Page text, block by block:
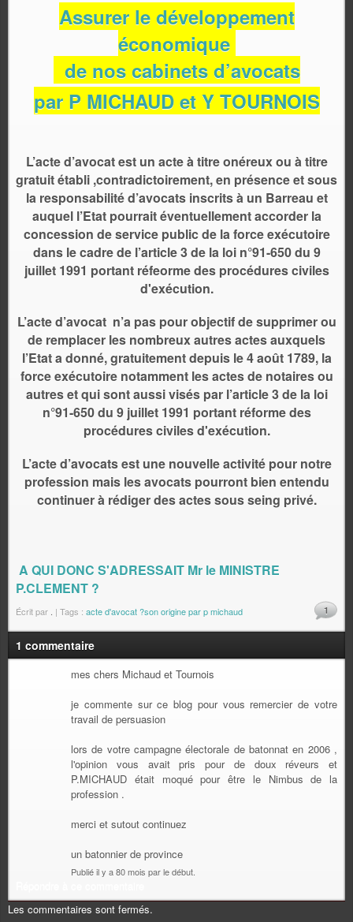
Assurer le développement
économique
de nos cabinets d’avocats
par P MICHAUD et Y TOURNOIS
L’acte d’avocat est un acte à titre onéreux ou à titre
gratuit établi ,contradictoirement, en présence et sous
la responsabilité d’avocats inscrits à un Barreau et
auquel l’Etat pourrait éventuellement accorder la
concession de service public de la force exécutoire
dans le cadre de l’article 3 de la loi n°91-650 du 9
juillet 1991 portant réfeorme des procédures civiles
d'exécution.
L’acte d’avocat n’a pas pour objectif de supprimer ou
de remplacer les nombreux autres actes auxquels
l’Etat a donné, gratuitement depuis le 4 août 1789, la
force exécutoire notamment les actes de notaires ou
autres et qui sont aussi visés par l’article 3 de la loi
n°91-650 du 9 juillet 1991 portant réforme des
procédures civiles d'exécution.
L’acte d’avocats est une nouvelle activité pour notre
profession mais les avocats pourront bien entendu
continuer à rédiger des actes sous seing privé.
A QUI DONC S'ADRESSAIT Mr le MINISTRE
P.CLEMENT ?
Écrit par | Tags : acte d'avocat ?son origine par p michaud 1
1 commentaire
mes chers Michaud et Tournois
je commente sur ce blog pour vous remercier de votre
travail de persuasion
lors de votre campagne électorale de batonnat en 2006 ,
l'opinion vous avait pris pour de doux réveurs et
P.MICHAUD était moqué pour être le Nimbus de la
profession .
merci et sutout continuez
un batonnier de province
Publié il y a 80 mois par le début.
Les commentaires sont fermés.